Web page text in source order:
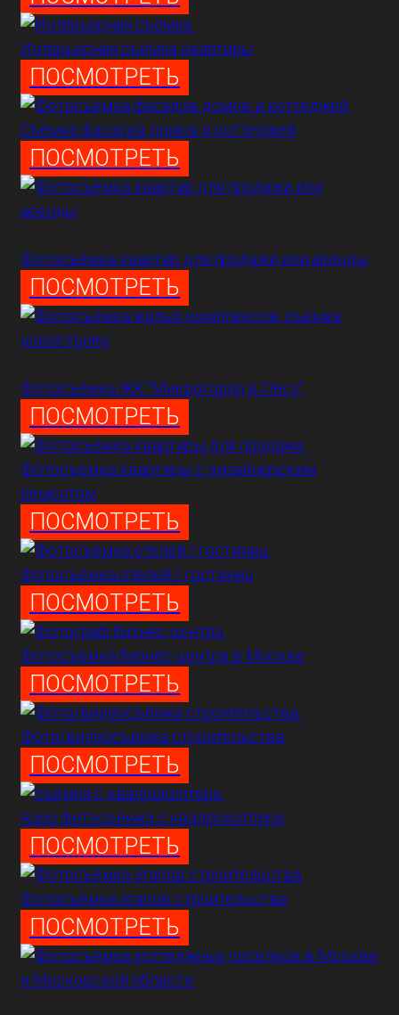
Интерьерная съёмка квартиры
ПОСМОТРЕТЬ
Съёмка фасадов домов и коттеджей
ПОСМОТРЕТЬ
Фотосъёмка квартир для продажи или аренды
ПОСМОТРЕТЬ
Фотосъёмка ЖК "Микрогород в Лесу"
ПОСМОТРЕТЬ
Фотосъемка квартиры с дизайнерским
ремонтом
ПОСМОТРЕТЬ
Фотосъёмка отелей / гостиниц
ПОСМОТРЕТЬ
Фотосъёмка бизнес-центра в Москве
ПОСМОТРЕТЬ
Фото/видеосъёмка строительства
ПОСМОТРЕТЬ
Аэро фотосъёмка с квадрокоптера
ПОСМОТРЕТЬ
Фотосъёмка этапов строительства
ПОСМОТРЕТЬ